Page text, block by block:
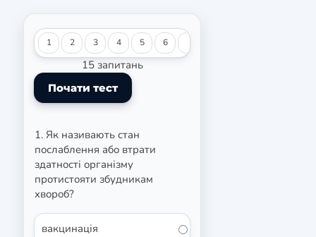
1 2 3 4 5 6
15 запитань
1. Як називають стан
послаблення або втрати
здатності організму
протистояти збудникам
хвороб?
вакцинація